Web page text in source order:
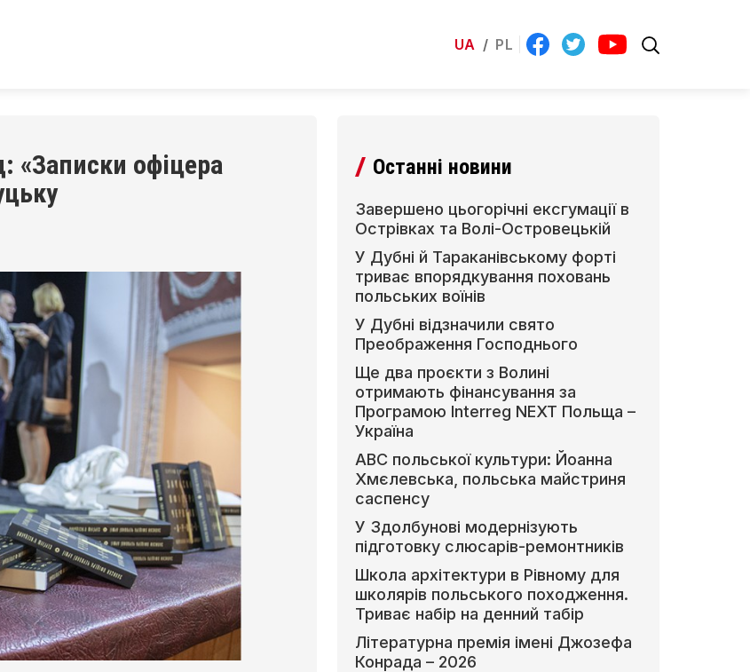
UA / PL
«Записки офіцера
Останні новини
Завершено цьогорічні ексгумації в
Острівках та Волі-Островецькій
У Дубні й Тараканівському форті
триває впорядкування поховань
польських воїнів
У Дубні відзначили свято
Преображення Господнього
Ще два проєкти з Волині
отримають фінансування за
Програмою Interreg NEXT Польща –
Україна
АВС польської культури: Йоанна
Хмєлевська, польська майстриня
саспенсу
У Здолбунові модернізують
підготовку слюсарів-ремонтників
Школа архітектури в Рівному для
школярів польського походження.
Триває набір на денний табір
Літературна премія імені Джозефа
Конрада – 2026